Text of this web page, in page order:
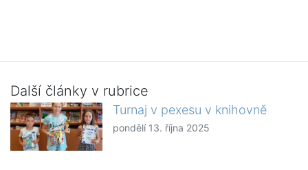
Další články v rubrice
Turnaj v pexesu v knihovně
pondělí 13. října 2025